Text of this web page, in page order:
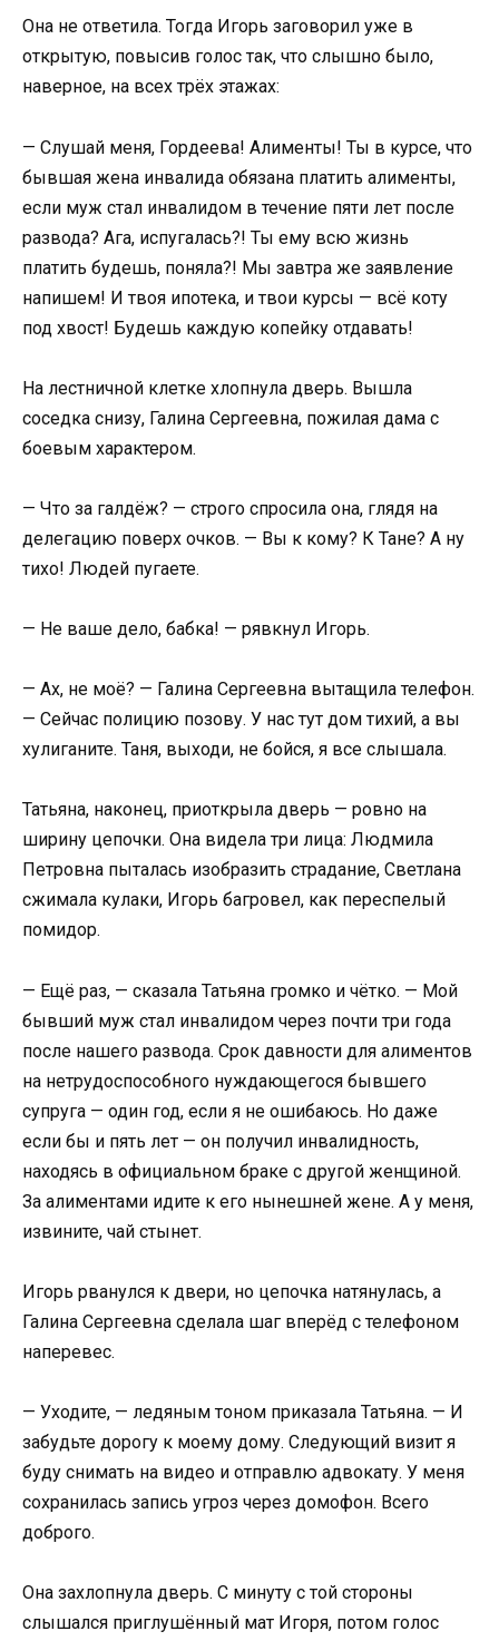
Она не ответила. Тогда Игорь заговорил уже в
открытую, повысив голос так, что слышно было,
наверное, на всех трёх этажах:
— Слушай меня, Гордеева! Алименты! Ты в курсе, что
бывшая жена инвалида обязана платить алименты,
если муж стал инвалидом в течение пяти лет после
развода? Ага, испугалась?! Ты ему всю жизнь
платить будешь, поняла?! Мы завтра же заявление
напишем! И твоя ипотека, и твои курсы — всё коту
под хвост! Будешь каждую копейку отдавать!
На лестничной клетке хлопнула дверь. Вышла
соседка снизу, Галина Сергеевна, пожилая дама с
боевым характером.
— Что за галдёж? — строго спросила она, глядя на
делегацию поверх очков. — Вы к кому? К Тане? А ну
тихо! Людей пугаете.
— Не ваше дело, бабка! — рявкнул Игорь.
— Ах, не моё? — Галина Сергеевна вытащила телефон.
— Сейчас полицию позову. У нас тут дом тихий, а вы
хулиганите. Таня, выходи, не бойся, я все слышала.
Татьяна, наконец, приоткрыла дверь — ровно на
ширину цепочки. Она видела три лица: Людмила
Петровна пыталась изобразить страдание, Светлана
сжимала кулаки, Игорь багровел, как переспелый
помидор.
— Ещё раз, — сказала Татьяна громко и чётко. — Мой
бывший муж стал инвалидом через почти три года
после нашего развода. Срок давности для алиментов
на нетрудоспособного нуждающегося бывшего
супруга — один год, если я не ошибаюсь. Но даже
если бы и пять лет — он получил инвалидность,
находясь в официальном браке с другой женщиной.
За алиментами идите к его нынешней жене. А у меня,
извините, чай стынет.
Игорь рванулся к двери, но цепочка натянулась, а
Галина Сергеевна сделала шаг вперёд с телефоном
наперевес.
— Уходите, — ледяным тоном приказала Татьяна. — И
забудьте дорогу к моему дому. Следующий визит я
буду снимать на видео и отправлю адвокату. У меня
сохранилась запись угроз через домофон. Всего
доброго.
Она захлопнула дверь. С минуту с той стороны
слышался приглушённый мат Игоря, потом голос